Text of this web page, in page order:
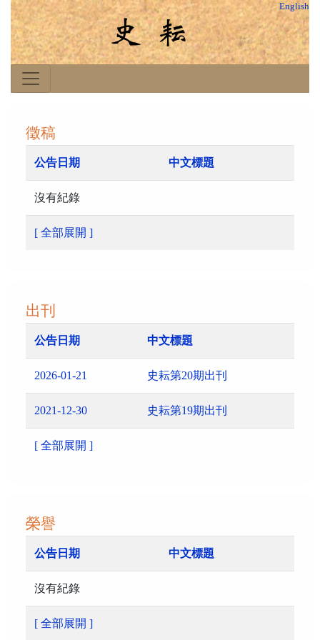
English
徵稿
公告日期 中文標題
沒有紀錄
[ 全部展開 ]
出刊
公告日期 中文標題
2026-01-21 史耘第20期出刊
2021-12-30 史耘第19期出刊
[ 全部展開 ]
榮譽
公告日期 中文標題
沒有紀錄
[ 全部展開 ]